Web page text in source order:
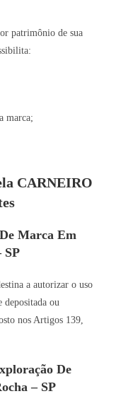
patrimônio de sua
marca;
CARNEIRO
Marca Em
SP
a autorizar o uso
depositada ou
nos Artigos 139,
De
– SP